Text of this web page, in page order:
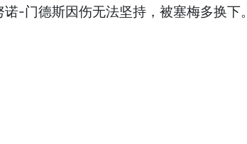
-门德斯因伤无法坚持，被塞梅多换下。